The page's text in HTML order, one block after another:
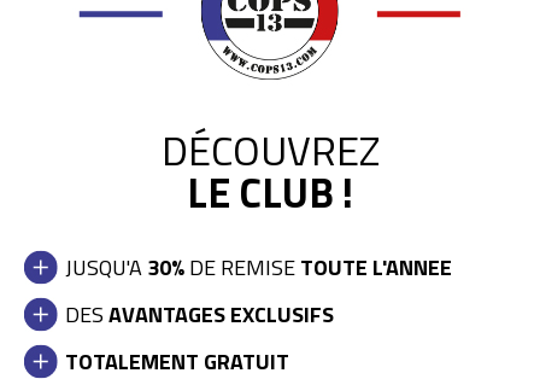
DÉCOUVREZ
LE CLUB !
JUSQU'A30%DE REMISETOUTE L'ANNEE
DESAVANTAGES EXCLUSIFS
TOTALEMENT GRATUIT
En savoir +